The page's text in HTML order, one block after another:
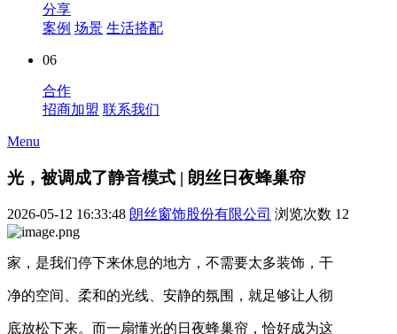
分享
案例 场景 生活搭配
06
合作
招商加盟 联系我们
Menu
光，被调成了静音模式 | 朗丝日夜蜂巢帘
2026-05-12 16:33:48 朗丝窗饰股份有限公司 浏览次数 12
家，是我们停下来休息的地方，不需要太多装饰，干
净的空间、柔和的光线、安静的氛围，就足够让人彻
底放松下来。而一扇懂光的日夜蜂巢帘，恰好成为这